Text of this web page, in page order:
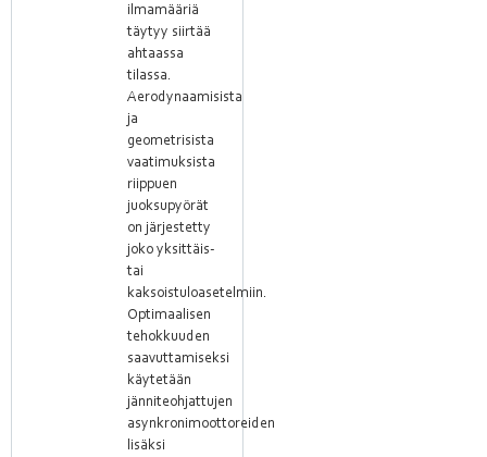
ilmamääriä
täytyy siirtää
ahtaassa
tilassa.
Aerodynaamisista
ja
geometrisista
vaatimuksista
riippuen
juoksupyörät
on järjestetty
joko yksittäis-
tai
kaksoistuloasetelmiin.
Optimaalisen
tehokkuuden
saavuttamiseksi
käytetään
jänniteohjattujen
asynkronimoottoreiden
lisäksi